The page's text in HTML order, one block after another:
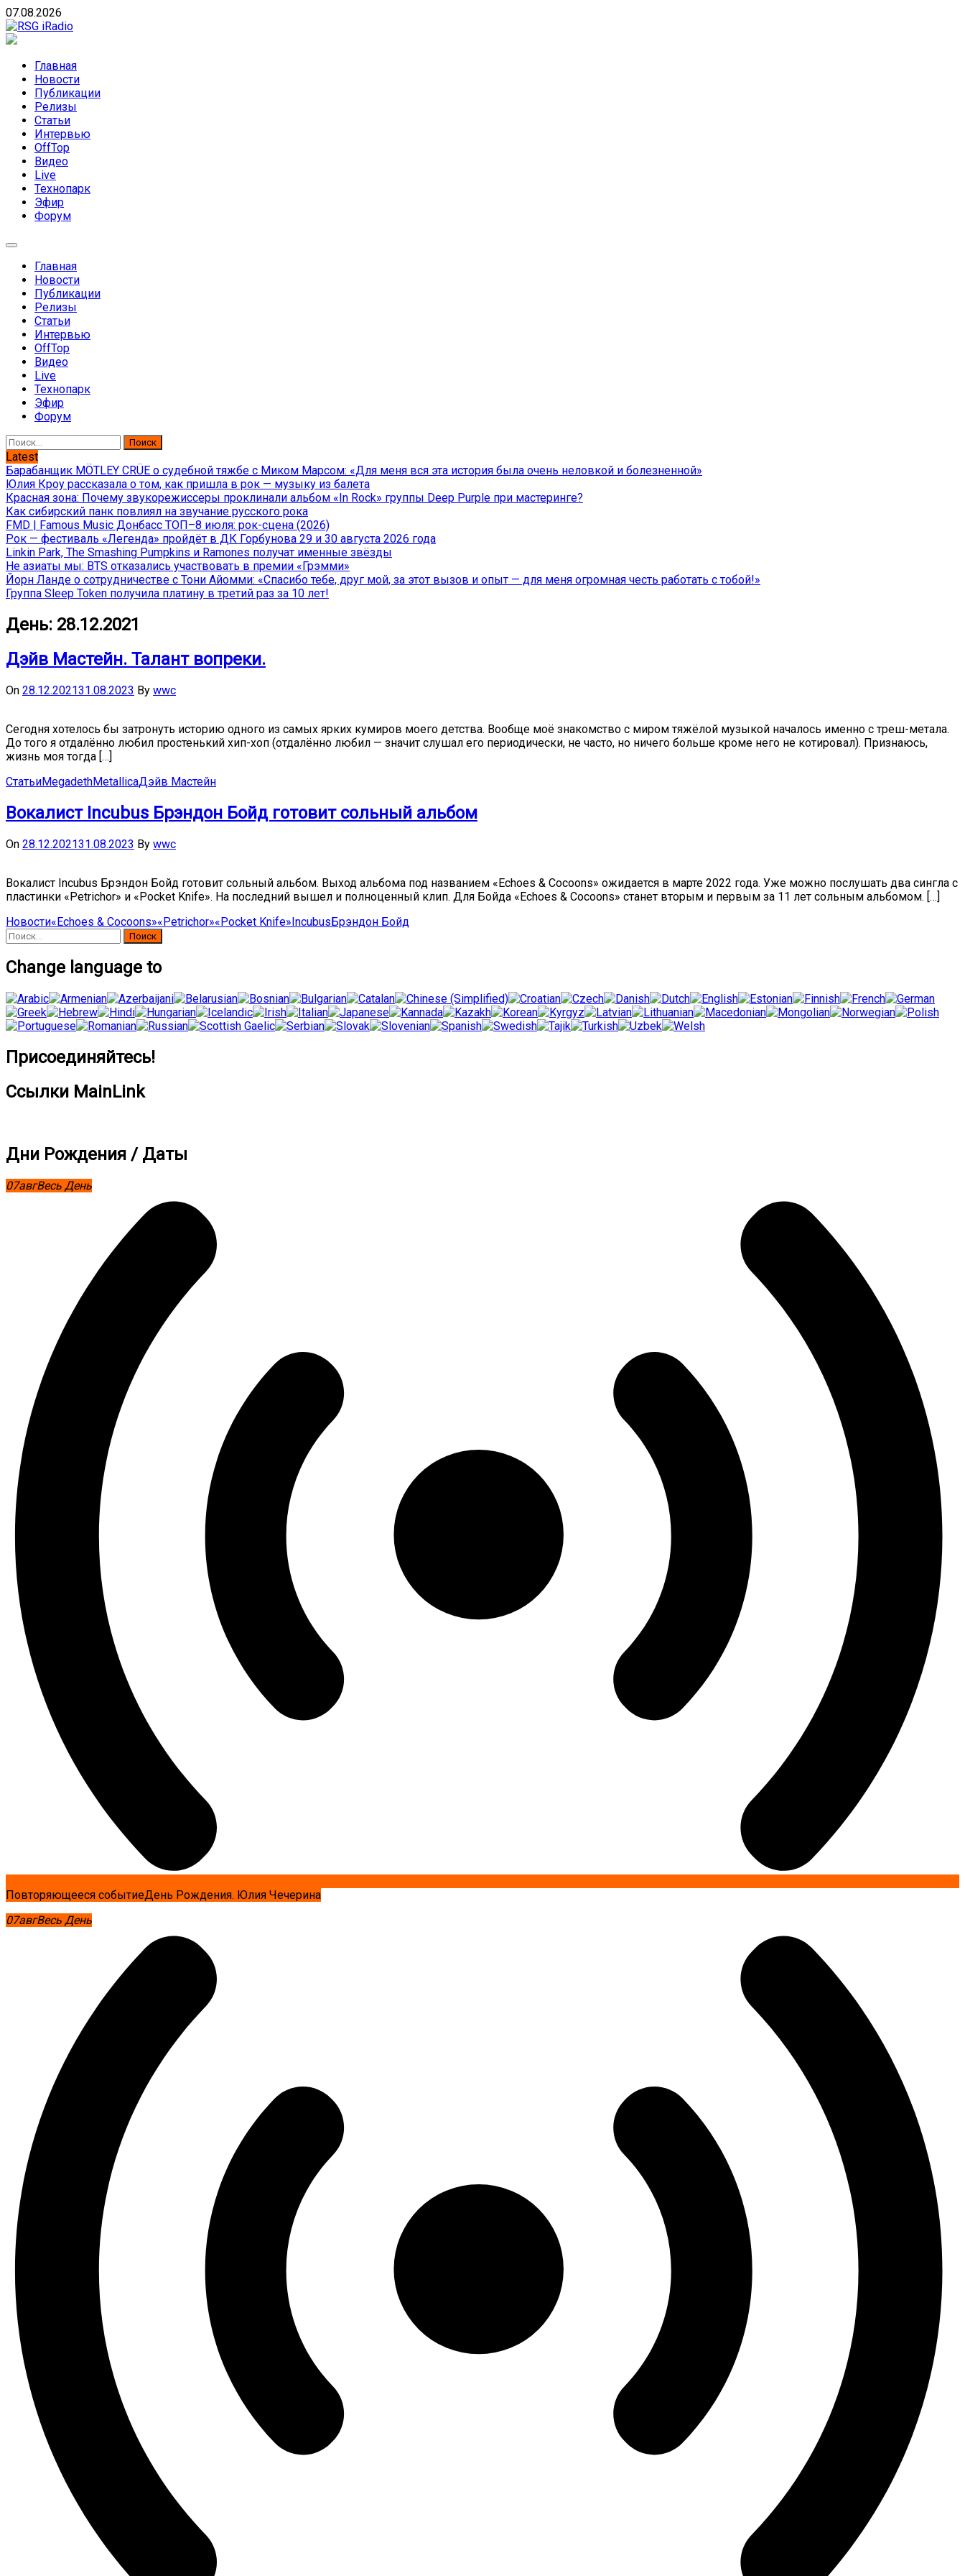
Skip
to
content
07.08.2026
Главная
Новости
Публикации
Релизы
Статьи
Интервью
OffTop
Видео
Live
Технопарк
Эфир
Форум
Главная
Новости
Публикации
Релизы
Статьи
Интервью
OffTop
Видео
Live
Технопарк
Эфир
Форум
Найти:
Latest
Барабанщик MÖTLEY CRÜE о судебной тяжбе с Миком Марсом: «Для меня вся эта история была очень неловкой и болезненной»
Юлия Кроу рассказала о том, как пришла в рок — музыку из балета
Красная зона: Почему звукорежиссеры проклинали альбом «In Rock» группы Deep Purple при мастеринге?
Как сибирский панк повлиял на звучание русского рока
FMD | Famous Music Донбасс ТОП–8 июля: рок-сцена (2026)
Рок — фестиваль «Легенда» пройдёт в ДК Горбунова 29 и 30 августа 2026 года
Linkin Park, The Smashing Pumpkins и Ramones получат именные звёзды
Не азиаты мы: BTS отказались участвовать в премии «Грэмми»
Йорн Ланде о сотрудничестве с Тони Айомми: «Спасибо тебе, друг мой, за этот вызов и опыт — для меня огромная честь работать с тобой!»
Группа Sleep Token получила платину в третий раз за 10 лет!
День: 28.12.2021
Дэйв Мастейн. Талант вопреки.
On 28.12.202131.08.2023 By wwc
Сегодня хотелось бы затронуть историю одного из самых ярких кумиров моего детства. Вообще моё знакомство с миром тяжёлой музыкой началось именно с треш-метала.
До того я отдалённо любил простенький хип-хоп (отдалённо любил — значит слушал его периодически, не часто, но ничего больше кроме него не котировал). Признаюсь,
жизнь моя тогда […]
СтатьиMegadethMetallicaДэйв Мастейн
Вокалист Incubus Брэндон Бойд готовит сольный альбом
On 28.12.202131.08.2023 By wwc
Вокалист Incubus Брэндон Бойд готовит сольный альбом. Выход альбома под названием «Echoes & Cocoons» ожидается в марте 2022 года. Уже можно послушать два сингла с
пластинки «Petrichor» и «Pocket Knife». На последний вышел и полноценный клип. Для Бойда «Echoes & Cocoons» станет вторым и первым за 11 лет сольным альбомом. […]
Новости«Echoes & Cocoons»«Petrichor»«Pocket Knife»IncubusБрэндон Бойд
Найти:
Change language to
Присоединяйтесь!
Ссылки MainLink
Дни Рождения / Даты
07авгВесь День
Повторяющееся событиеДень Рождения. Юлия Чечерина
07авгВесь День